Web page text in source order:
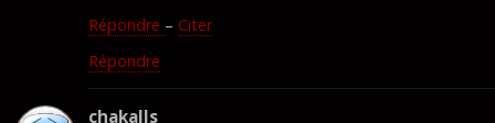
Répondre – Citer
Répondre
chakalls